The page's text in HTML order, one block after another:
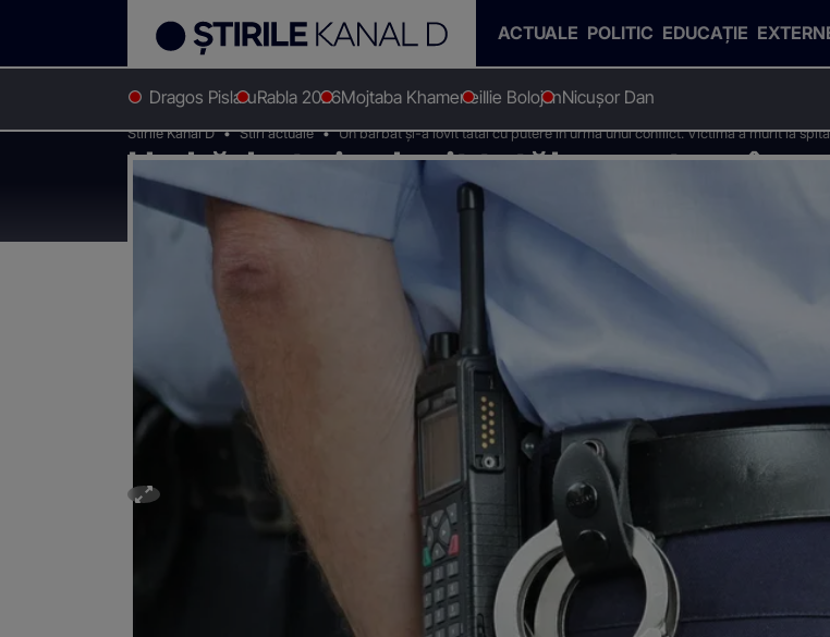
ACTUALE POLITIC EDUCAȚIE
Dragos PislaruRabla 2026Mojtaba KhameneiIlie BolojanNicușor Dan
Stirile Kanal D Stiri actuale Un bărbat și-a lovit tatăl cu putere în urma unui conflict. Victima a murit la
Un bărbat și-a lovit tatăl cu putere în
Victima a murit la spital